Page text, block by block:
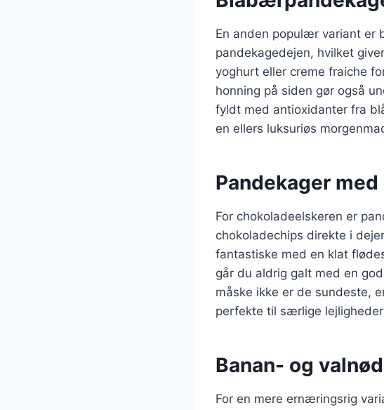
En anden populær variant
pandekagedejen, hvilket
yoghurt eller creme fraiche
honning på siden gør også
fyldt med antioxidanter fra
en ellers luksuriøs
Pandekager
For chokoladeelskeren er
chokoladechips direkte i
fantastiske med en klat
går du aldrig galt med en
måske ikke er de sundeste,
perfekte til særlige
Banan- og
For en mere ernæringsrig